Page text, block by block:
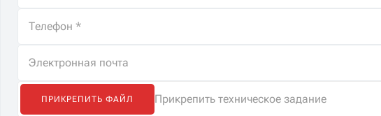
ПРИКРЕПИТЬ ФАЙЛ Прикрепить техническое задание